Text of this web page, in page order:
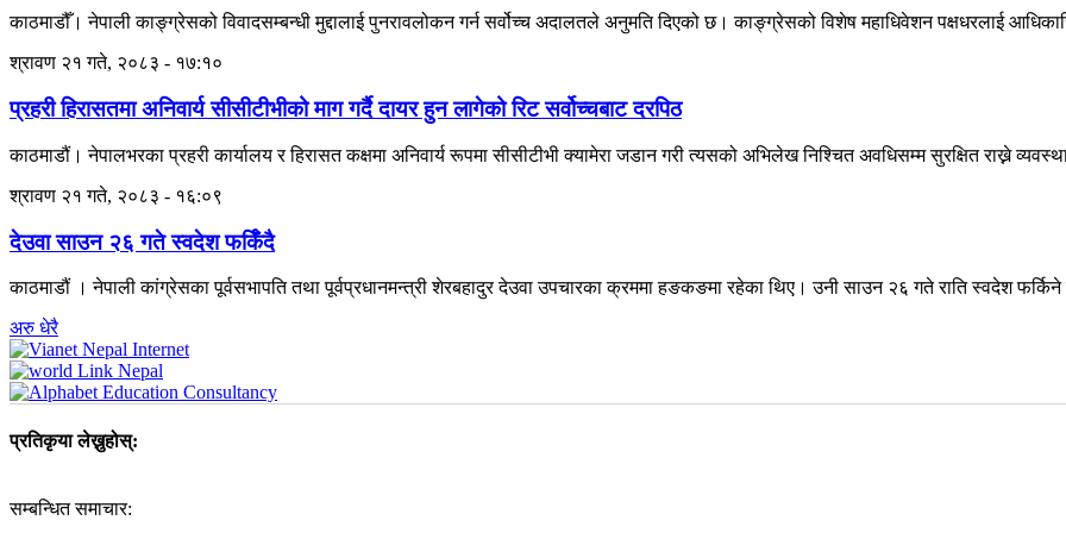
काठमाडौँ। नेपाली काङ्ग्रेसको विवादसम्बन्धी मुद्दालाई पुनरावलोकन गर्न सर्वोच्च अदालतले अनुमति दिएको छ। काङ्ग्रेसको विशेष महाधिवेशन पक्षधरलाई
श्रावण २१ गते, २०८३ - १७:१०
प्रहरी हिरासतमा अनिवार्य सीसीटीभीको माग गर्दै दायर हुन लागेको रिट सर्वोच्चबाट दरपिठ
काठमाडौं। नेपालभरका प्रहरी कार्यालय र हिरासत कक्षमा अनिवार्य रूपमा सीसीटीभी क्यामेरा जडान गरी त्यसको अभिलेख निश्चित अवधिसम्म सुरक्षित राख्ने
श्रावण २१ गते, २०८३ - १६:०९
देउवा साउन २६ गते स्वदेश फर्किँदै
काठमाडौं । नेपाली कांग्रेसका पूर्वसभापति तथा पूर्वप्रधानमन्त्री शेरबहादुर देउवा उपचारका क्रममा हङकङमा रहेका थिए। उनी साउन २६ गते राति स्वदेश
अरु धेरै
प्रतिकृया लेख्नुहोस्:
सम्बन्धित समाचार: